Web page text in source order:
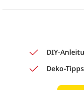
DIY-
Deko-Tipps